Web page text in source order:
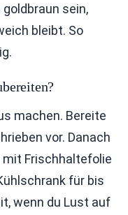
sein,
bleibt. So
machen. Bereite
vor. Danach
mit Frischhaltefolie
für bis
wenn du Lust auf